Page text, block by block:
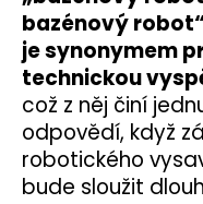
bazénový robot“
je synonymem
technickou
což z něj činí
odpovědí, když
robotického
bude sloužit